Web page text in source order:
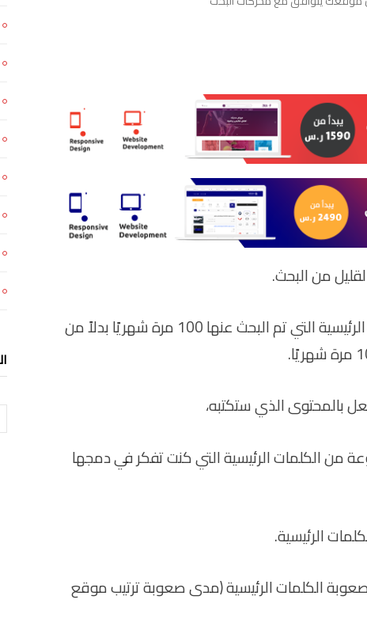
من البحث.
من الأفضل أن تحتل المرتبة الأولى للكلمة الرئيسية التي تم البحث عنها 100 مرة شهريًا بدلاً من
بالمحتوى الذي ستكتبه،
من الكلمات الرئيسية التي كنت تفكر في دمجها
الرئيسية.
الكلمات الرئيسية (مدى صعوبة ترتيب موقع